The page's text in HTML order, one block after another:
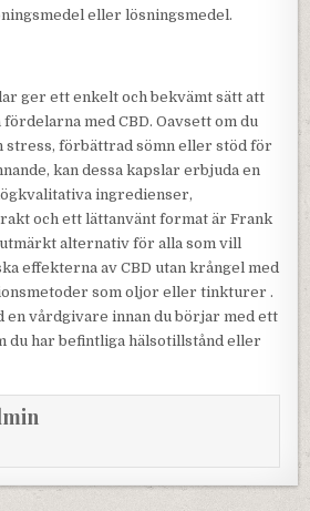
eller lösningsmedel.
ger ett enkelt och bekvämt sätt att
med CBD. Oavsett om du
förbättrad sömn eller stöd för
kan dessa kapslar erbjuda en
ingredienser,
och ett lättanvänt format är Frank
alternativ för alla som vill
effekterna av CBD utan krångel med
som oljor eller tinkturer .
en vårdgivare innan du börjar med ett
du har befintliga hälsotillstånd eller